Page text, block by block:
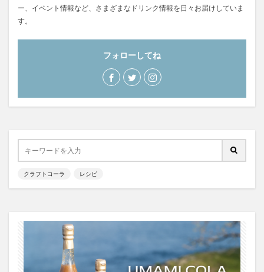
ー、イベント情報など、さまざまなドリンク情報を日々お届けしていま
す。
フォローしてね
クラフトコーラ レシピ